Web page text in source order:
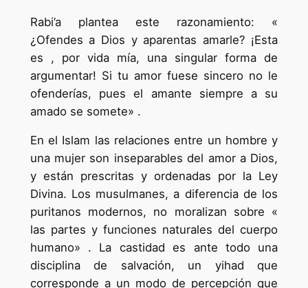
Rabi’a plantea este razonamiento: «
¿Ofendes a Dios y aparentas amarle? ¡Esta
es , por vida mía, una singular forma de
argumentar! Si tu amor fuese sincero no le
ofenderías, pues el amante siempre a su
amado se somete» .
En el Islam las relaciones entre un hombre y
una mujer son inseparables del amor a Dios,
y están prescritas y ordenadas por la Ley
Divina. Los musulmanes, a diferencia de los
puritanos modernos, no moralizan sobre «
las partes y funciones naturales del cuerpo
humano» . La castidad es ante todo una
disciplina de salvación, un yihad que
corresponde a un modo de percepción que